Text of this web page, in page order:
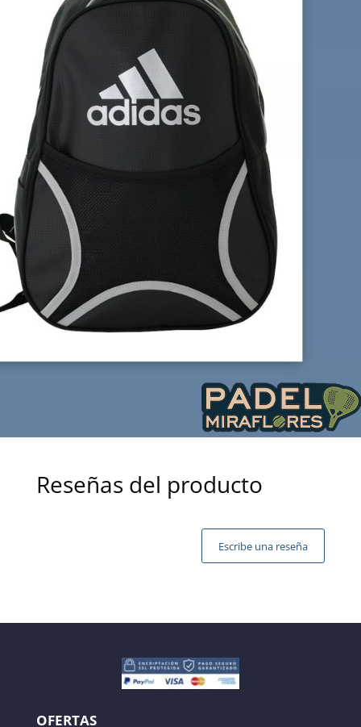
Reseñas del producto
Escribe una reseña
OFERTAS